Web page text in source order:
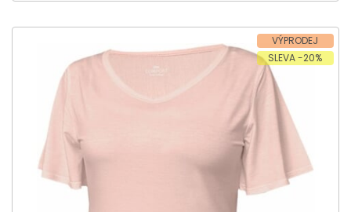
VÝPRODEJ
SLEVA -20%